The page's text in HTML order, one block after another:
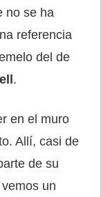
no se ha
referencia
del de
.
en el muro
Allí, casi de
de su
un